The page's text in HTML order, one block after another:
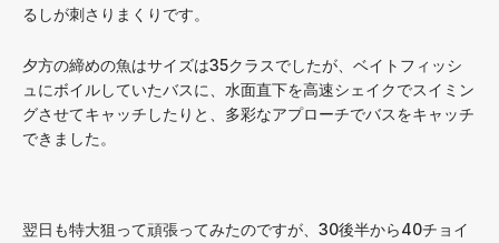
るしが刺さりまくりです。
夕方の締めの魚はサイズは35クラスでしたが、ベイトフィッシ
ュにボイルしていたバスに、水面直下を高速シェイクでスイミン
グさせてキャッチしたりと、多彩なアプローチでバスをキャッチ
できました。
翌日も特大狙って頑張ってみたのですが、30後半から40チョイ